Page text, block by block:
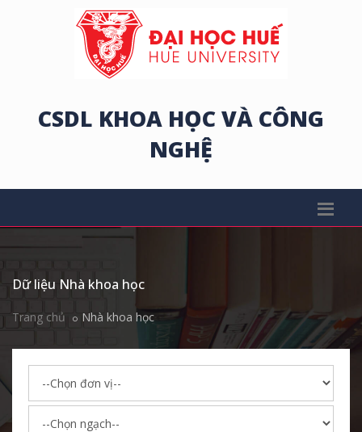
CSDL KHOA HỌC VÀ CÔNG
NGHỆ
Dữ liệu Nhà khoa học
Trang chủ Nhà khoa học